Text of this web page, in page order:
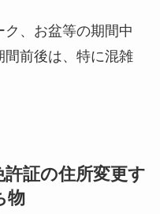
、お盆等の期間中
前後は、特に混雑
証の住所変更す
物